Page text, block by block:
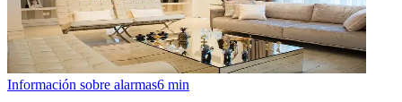
Información sobre alarmas6 min